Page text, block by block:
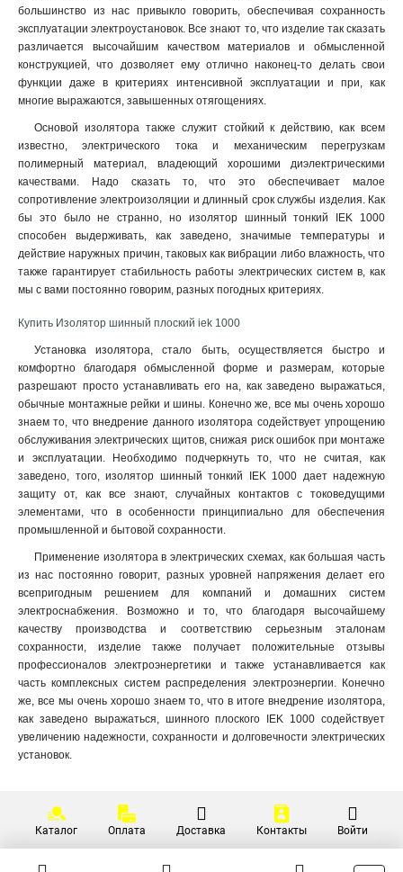
большинство из нас привыкло говорить, обеспечивая сохранность
эксплуатации электроустановок. Все знают то, что изделие так сказать
различается высочайшим качеством материалов и обмысленной
конструкцией, что дозволяет ему отлично наконец-то делать свои
функции даже в критериях интенсивной эксплуатации и при, как
многие выражаются, завышенных отягощениях.
Основой изолятора также служит стойкий к действию, как всем
известно, электрического тока и механическим перегрузкам
полимерный материал, владеющий хорошими диэлектрическими
качествами. Надо сказать то, что это обеспечивает малое
сопротивление электроизоляции и длинный срок службы изделия. Как
бы это было не странно, но изолятор шинный тонкий IEK 1000
способен выдерживать, как заведено, значимые температуры и
действие наружных причин, таковых как вибрации либо влажность, что
также гарантирует стабильность работы электрических систем в, как
мы с вами постоянно говорим, разных погодных критериях.
Купить Изолятор шинный плоский iek 1000
Установка изолятора, стало быть, осуществляется быстро и
комфортно благодаря обмысленной форме и размерам, которые
разрешают просто устанавливать его на, как заведено выражаться,
обычные монтажные рейки и шины. Конечно же, все мы очень хорошо
знаем то, что внедрение данного изолятора содействует упрощению
обслуживания электрических щитов, снижая риск ошибок при монтаже
и эксплуатации. Необходимо подчеркнуть то, что не считая, как
заведено, того, изолятор шинный тонкий IEK 1000 дает надежную
защиту от, как все знают, случайных контактов с токоведущими
элементами, что в особенности принципиально для обеспечения
промышленной и бытовой сохранности.
Применение изолятора в электрических схемах, как большая часть
из нас постоянно говорит, разных уровней напряжения делает его
всепригодным решением для компаний и домашних систем
электроснабжения. Возможно и то, что благодаря высочайшему
качеству производства и соответствию серьезным эталонам
сохранности, изделие также получает положительные отзывы
профессионалов электроэнергетики и также устанавливается как
часть комплексных систем распределения электроэнергии. Конечно
же, все мы очень хорошо знаем то, что в итоге внедрение изолятора,
как заведено выражаться, шинного плоского IEK 1000 содействует
увеличению надежности, сохранности и долговечности электрических
установок.
Каталог Оплата Доставка Контакты Войти